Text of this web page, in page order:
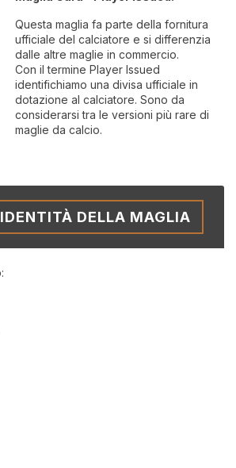
Questa maglia fa parte della fornitura
ufficiale del calciatore e si differenzia
dalle altre maglie in commercio.
Con il termine Player Issued
identifichiamo una divisa ufficiale in
dotazione al calciatore. Sono da
considerarsi tra le versioni più rare di
maglie da calcio.
DELLA MAGLIA